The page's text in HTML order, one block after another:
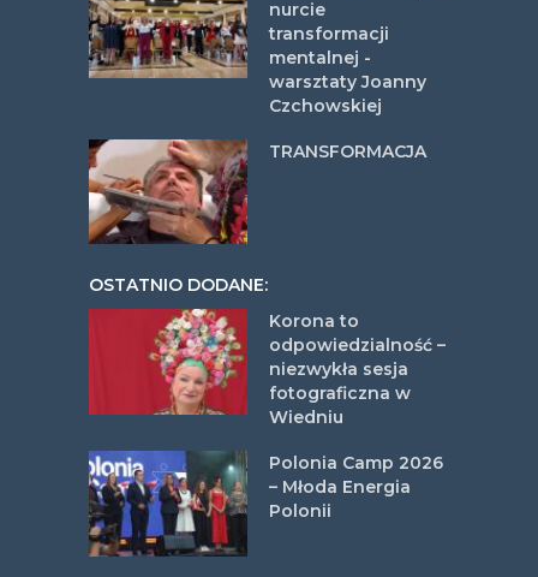
nurcie
transformacji
mentalnej -
warsztaty Joanny
Czchowskiej
TRANSFORMACJA
OSTATNIO DODANE:
Korona to
odpowiedzialność –
niezwykła sesja
fotograficzna w
Wiedniu
Polonia Camp 2026
– Młoda Energia
Polonii